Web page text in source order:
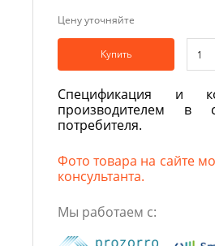
Цену уточняйте
Купить
Спецификация и
производителем в
потребителя.
Фото товара на сайте
консультанта.
Мы работаем с: